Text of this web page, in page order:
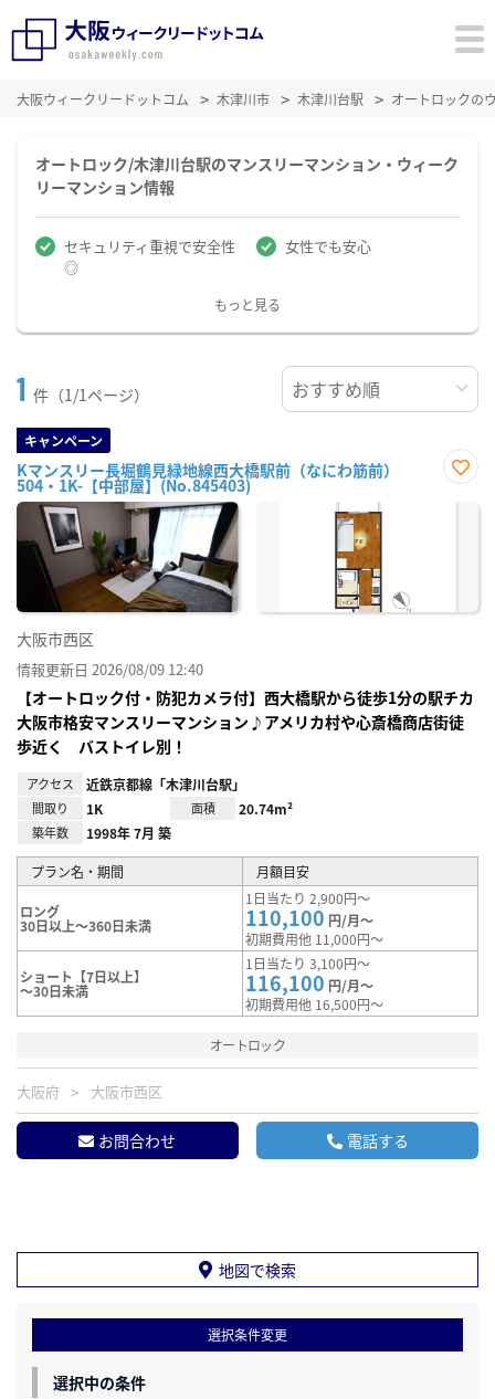
大阪ウィークリードットコム 木津川市 木津川台駅 オートロックの
オートロック/木津川台駅のマンスリーマンション・ウィーク
リーマンション情報
セキュリティ重視で安全性
◎
女性でも安心
もっと見る
1 件（1/1ページ）
キャンペーン
Kマンスリー長堀鶴見緑地線西大橋駅前（なにわ筋前）
504・1K-【中部屋】(No.845403)
に入
大阪市西区
情報更新日 2026/08/09 12:40
【オートロック付・防犯カメラ付】西大橋駅から徒歩1分の駅チカ
大阪市格安マンスリーマンション♪アメリカ村や心斎橋商店街徒
歩近く バストイレ別！
アクセス 近鉄京都線「木津川台駅」
間取り 1K 面積 20.74m²
築年数 1998年 7月 築
プラン名・期間 月額目安
ロング
30日以上～360日未満
1日当たり 2,900円～
110,100 円/月～
初期費用他 11,000円～
ショート【7日以上】
～30日未満
1日当たり 3,100円～
116,100 円/月～
初期費用他 16,500円～
オートロック
大阪府 大阪市西区
お問合わせ 電話する
地図で検索
選択条件変更
選択中の条件